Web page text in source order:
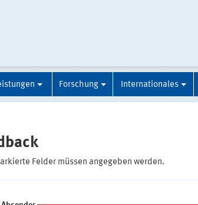
Forschung Internationales
Felder müssen angegeben werden.